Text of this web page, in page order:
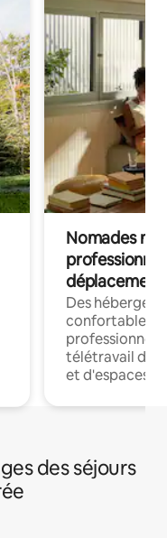
Nomades
déplacement
Des
confortables
professionnels
télétravail
et d'espaces
des séjours